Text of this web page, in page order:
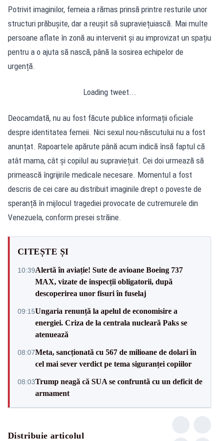
Potrivit imaginilor, femeia a rămas prinsă printre resturile unor
structuri prăbușite, dar a reușit să supraviețuiască. Mai multe
persoane aflate în zonă au intervenit și au improvizat un spațiu
pentru a o ajuta să nască, până la sosirea echipelor de
urgență.
Loading tweet...
Deocamdată, nu au fost făcute publice informații oficiale
despre identitatea femeii. Nici sexul nou-născutului nu a fost
anunțat. Rapoartele apărute până acum indică însă faptul că
atât mama, cât și copilul au supraviețuit. Cei doi urmează să
primească îngrijirile medicale necesare. Momentul a fost
descris de cei care au distribuit imaginile drept o poveste de
speranță în mijlocul tragediei provocate de cutremurele din
Venezuela, conform presei străine.
CITEȘTE ȘI
10:39Alertă în aviație! Sute de avioane Boeing 737
MAX, vizate de inspecții obligatorii, după
descoperirea unor fisuri în fuselaj
09:15Ungaria renunță la apelul de economisire a
energiei. Criza de la centrala nucleară Paks se
atenuează
08:07Meta, sancționată cu 567 de milioane de dolari în
cel mai sever verdict pe tema siguranței copiilor
08:03Trump neagă că SUA se confruntă cu un deficit de
armament
Distribuie articolul